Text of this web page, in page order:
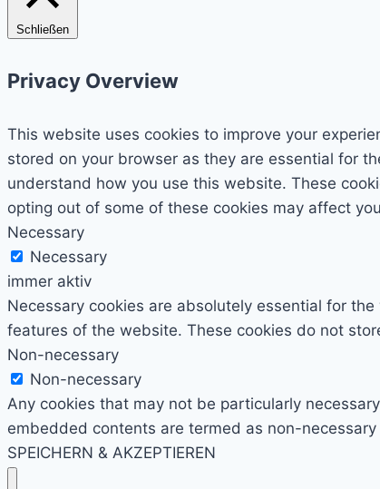
Schließen
Privacy Overview
This website uses cookies to improve your
stored on your browser as they are essential for
understand how you use this website. These
opting out of some of these cookies may affect
Necessary
Necessary
immer aktiv
Necessary cookies are absolutely essential for
features of the website. These cookies do not
Non-necessary
Non-necessary
Any cookies that may not be particularly
embedded contents are termed as non-
SPEICHERN & AKZEPTIEREN